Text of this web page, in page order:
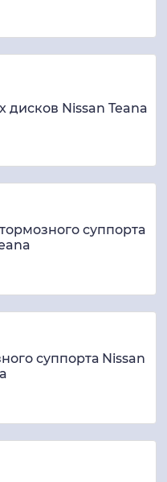
дисков Nissan Teana
суппорта
суппорта Nissan